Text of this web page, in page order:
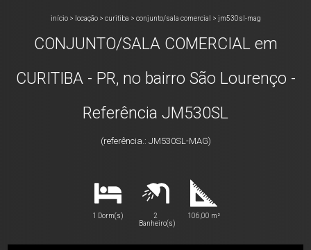
início> locação> curitiba > conjunto/sala comercial > jm530sl-mag
CONJUNTO/SALA COMERCIAL em
CURITIBA - PR, no bairro São Lourenço -
Referência JM530SL
(referência.: JM530SL-MAG)
1 Dorm(s)
2
Banheiro(s)
106,00 m²